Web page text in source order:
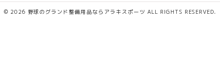
© 2026 野球のグランド整備用品ならアラキスポーツ ALL RIGHTS RESERVED.